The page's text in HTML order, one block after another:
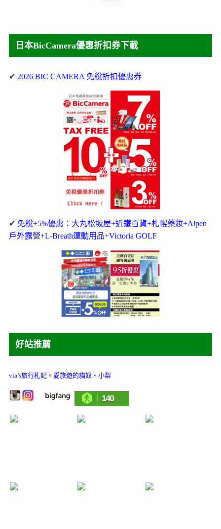
日本BicCamera優惠折扣券下載
✔ 2026 BIC CAMERA 免稅折扣優惠券
✔ 免稅+5%優惠：大丸松坂屋+近鐵百貨+札幌藥妝+Alpen
戶外露營+L-Breath運動用品+Victoria GOLF
好站推薦
via’s旅行札記。 愛旅遊的貓奴‧小梨
140